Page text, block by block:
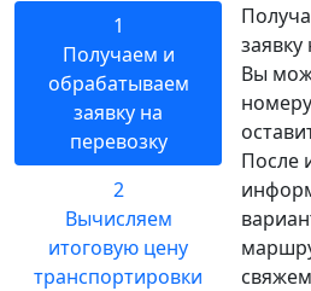
1
Получаем и
обрабатываем
заявку на
перевозку
2
Вычисляем
итоговую цену
транспортировки
заявку
Вы
номеру
После